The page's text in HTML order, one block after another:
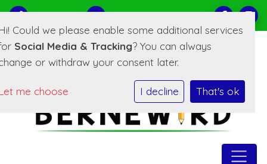
0519-221373 E-mailadres
Could we please enable some additional services
Social Media & Tracking? You can always
or withdraw your consent later.
me choose I decline That's ok